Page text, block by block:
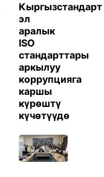
Кыргызстандарт
эл
аралык
ISO
стандарттары
аркылуу
коррупцияга
каршы
күрөштү
күчөтүүдө